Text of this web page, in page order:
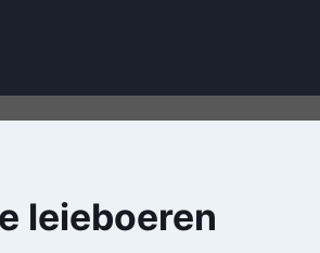
leieboeren